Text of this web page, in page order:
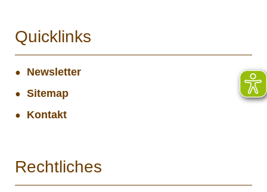
Quicklinks
Newsletter
Sitemap
Kontakt
Rechtliches